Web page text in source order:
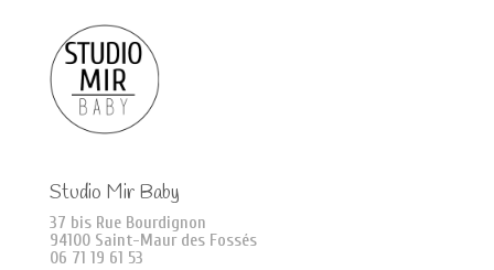
Studio Mir Baby
37 bis Rue Bourdignon
94100 Saint-Maur des Fossés
06 71 19 61 53